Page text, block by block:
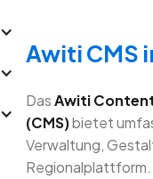
Awiti CMS
DasAwiti
(CMS)bietet
Verwaltung,
Regionalplattform.